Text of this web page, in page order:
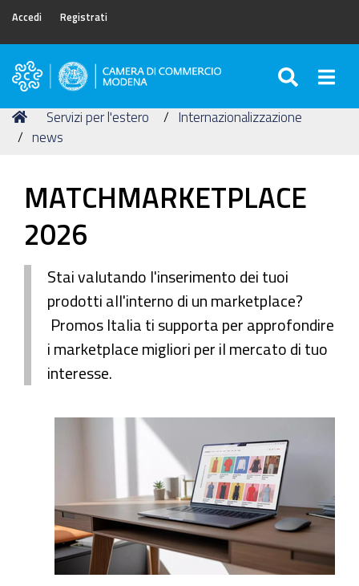
Accedi Registrati
Camera
Commercio
di
Tu
sei
Home
Servizi per l'estero
Internazionalizzazione
news
MATCHMARKETPLACE
2026
Stai valutando l'inserimento dei tuoi
prodotti all'interno di un marketplace?
Promos Italia ti supporta per approfondire
i marketplace migliori per il mercato di tuo
interesse.